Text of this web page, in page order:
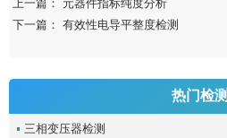
上一篇： 元器件指标纯度分析
下一篇：有效性电导平整度检测
热门检测
三相变压器检测